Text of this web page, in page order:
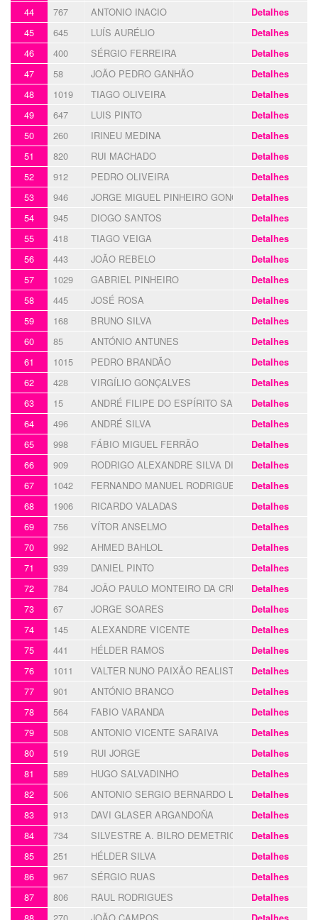
44 767 ANTONIO INACIO Detalhes
45 645 LUÍS AURÉLIO Detalhes
46 400 SÉRGIO FERREIRA Detalhes
47 58 JOÃO PEDRO GANHÃO Detalhes
48 1019 TIAGO OLIVEIRA Detalhes
49 647 LUIS PINTO Detalhes
50 260 IRINEU MEDINA Detalhes
51 820 RUI MACHADO Detalhes
52 912 PEDRO OLIVEIRA Detalhes
53 946 JORGE MIGUEL PINHEIRO GONÇALVESDetalhes
54 945 DIOGO SANTOS Detalhes
55 418 TIAGO VEIGA Detalhes
56 443 JOÃO REBELO Detalhes
57 1029 GABRIEL PINHEIRO Detalhes
58 445 JOSÉ ROSA Detalhes
59 168 BRUNO SILVA Detalhes
60 85 ANTÓNIO ANTUNES Detalhes
61 1015 PEDRO BRANDÃO Detalhes
62 428 VIRGÍLIO GONÇALVES Detalhes
63 15 ANDRÉ FILIPE DO ESPÍRITO SANTO Detalhes
64 496 ANDRÉ SILVA Detalhes
65 998 FÁBIO MIGUEL FERRÃO Detalhes
66 909 RODRIGO ALEXANDRE SILVA DIAS Detalhes
67 1042 FERNANDO MANUEL RODRIGUES FRANCISCO
Detalhes
68 1906 RICARDO VALADAS Detalhes
69 756 VÍTOR ANSELMO Detalhes
70 992 AHMED BAHLOL Detalhes
71 939 DANIEL PINTO Detalhes
72 784 JOÃO PAULO MONTEIRO DA CRUZ Detalhes
73 67 JORGE SOARES Detalhes
74 145 ALEXANDRE VICENTE Detalhes
75 441 HÉLDER RAMOS Detalhes
76 1011 VALTER NUNO PAIXÃO REALISTA Detalhes
77 901 ANTÓNIO BRANCO Detalhes
78 564 FABIO VARANDA Detalhes
79 508 ANTONIO VICENTE SARAIVA Detalhes
80 519 RUI JORGE Detalhes
81 589 HUGO SALVADINHO Detalhes
82 506 ANTONIO SERGIO BERNARDO LAVADODetalhes
83 913 DAVI GLASER ARGANDOÑA Detalhes
84 734 SILVESTRE A. BILRO DEMETRIO Detalhes
85 251 HÉLDER SILVA Detalhes
86 967 SÉRGIO RUAS Detalhes
87 806 RAUL RODRIGUES Detalhes